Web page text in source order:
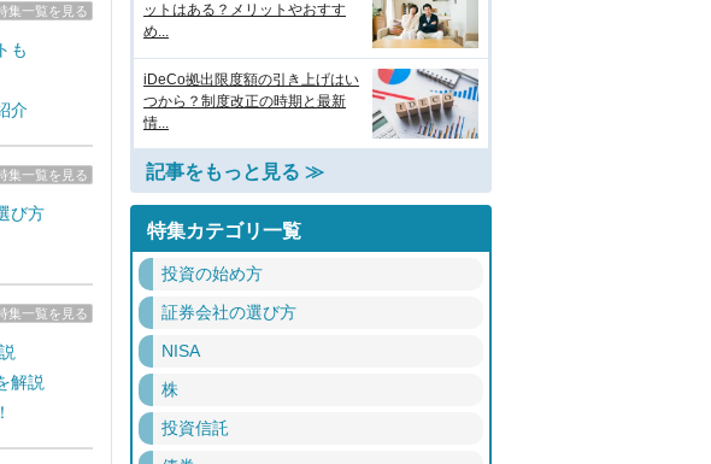
集一覧を見る
も
介
集一覧を見る
び方
集一覧を見る
解説
ットはある？メリットやおすす
め...
iDeCo拠出限度額の引き上げはい
つから？制度改正の時期と最新
情...
記事をもっと見る ≫
特集カテゴリ一覧
投資の始め方
証券会社の選び方
NISA
株
投資信託